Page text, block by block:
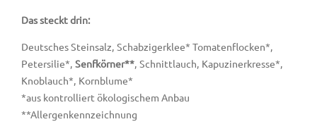
Das steckt drin:
Deutsches Steinsalz, Schabzigerklee* Tomatenflocken*,
Petersilie*, Senfkörner**, Schnittlauch, Kapuzinerkresse*,
Knoblauch*, Kornblume*
*aus kontrolliert ökologischem Anbau
**Allergenkennzeichnung